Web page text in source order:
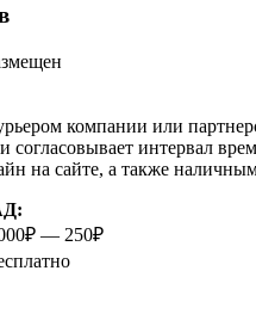
компании или
согласовывает интервал
на сайте, а также
— 250₽